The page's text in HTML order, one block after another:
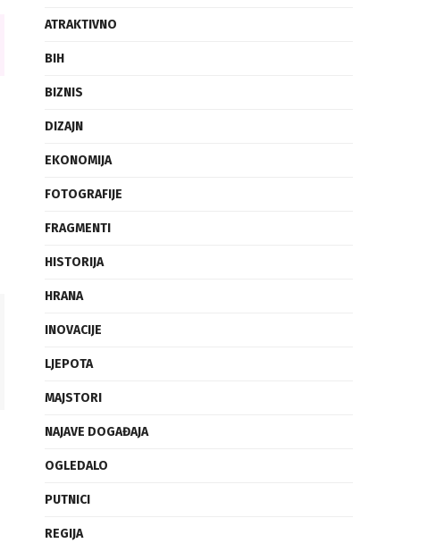
ATRAKTIVNO
BIH
BIZNIS
DIZAJN
EKONOMIJA
FOTOGRAFIJE
FRAGMENTI
HISTORIJA
HRANA
INOVACIJE
LJEPOTA
MAJSTORI
NAJAVE DOGAĐAJA
OGLEDALO
PUTNICI
REGIJA